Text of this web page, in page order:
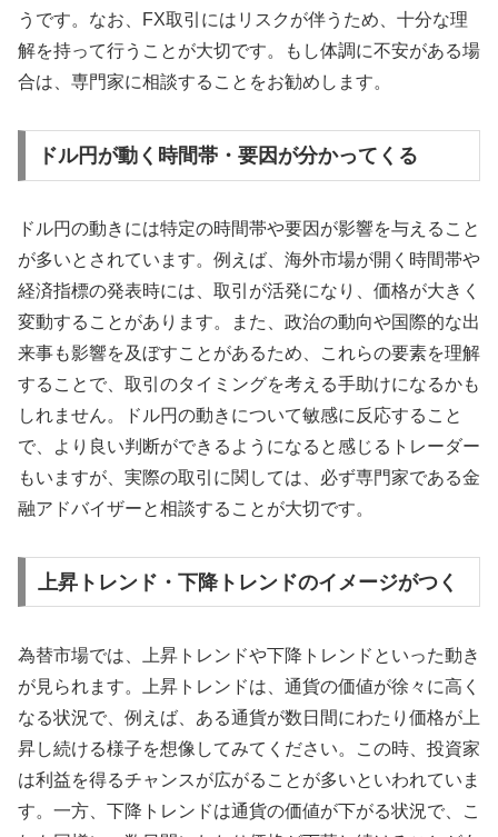
うです。なお、FX取引にはリスクが伴うため、十分な理
解を持って行うことが大切です。もし体調に不安がある場
合は、専門家に相談することをお勧めします。
ドル円が動く時間帯・要因が分かってくる
ドル円の動きには特定の時間帯や要因が影響を与えること
が多いとされています。例えば、海外市場が開く時間帯や
経済指標の発表時には、取引が活発になり、価格が大きく
変動することがあります。また、政治の動向や国際的な出
来事も影響を及ぼすことがあるため、これらの要素を理解
することで、取引のタイミングを考える手助けになるかも
しれません。ドル円の動きについて敏感に反応すること
で、より良い判断ができるようになると感じるトレーダー
もいますが、実際の取引に関しては、必ず専門家である金
融アドバイザーと相談することが大切です。
上昇トレンド・下降トレンドのイメージがつく
為替市場では、上昇トレンドや下降トレンドといった動き
が見られます。上昇トレンドは、通貨の価値が徐々に高く
なる状況で、例えば、ある通貨が数日間にわたり価格が上
昇し続ける様子を想像してみてください。この時、投資家
は利益を得るチャンスが広がることが多いといわれていま
す。一方、下降トレンドは通貨の価値が下がる状況で、こ